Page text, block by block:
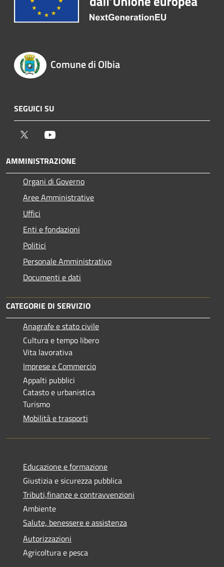
Comune di Olbia
SEGUICI SU
Twitter
AMMINISTRAZIONE
Organi di Governo
Aree Amministrative
Uffici
Enti e fondazioni
Politici
Personale Amministrativo
Documenti e dati
CATEGORIE DI SERVIZIO
Anagrafe e stato civile
Cultura e tempo libero
Vita lavorativa
Imprese e Commercio
Appalti pubblici
Catasto e urbanistica
Turismo
Mobilità e trasporti
Educazione e formazione
Giustizia e sicurezza pubblica
Tributi,finanze e contravvenzioni
Ambiente
Salute, benessere e assistenza
Autorizzazioni
Agricoltura e pesca